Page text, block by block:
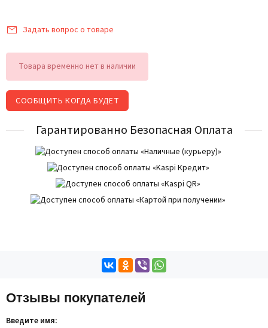
Задать вопрос о товаре
Товара временно нет в наличии
СООБЩИТЬ КОГДА БУДЕТ
Гарантированно Безопасная Оплата
Отзывы покупателей
Введите имя: